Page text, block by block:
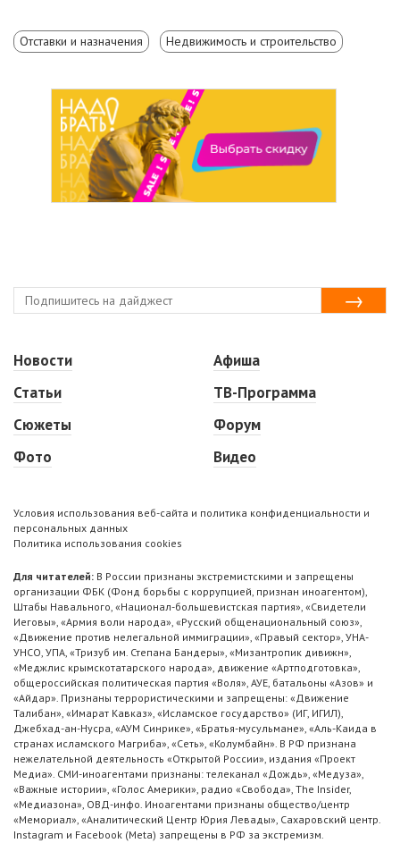
Отставки и назначения Недвижимость и строительство
Новости
Статьи
Сюжеты
Фото
Афиша
ТВ-Программа
Форум
Видео
Условия использования веб-сайта и политика конфиденциальности и
персональных данных
Политика использования cookies
Для читателей: В России признаны экстремистскими и запрещены
организации ФБК (Фонд борьбы с коррупцией, признан иноагентом),
Штабы Навального, «Национал-большевистская партия», «Свидетели
Иеговы», «Армия воли народа», «Русский общенациональный союз»,
«Движение против нелегальной иммиграции», «Правый сектор», УНА-
УНСО, УПА, «Тризуб им. Степана Бандеры», «Мизантропик дивижн»,
«Меджлис крымскотатарского народа», движение «Артподготовка»,
общероссийская политическая партия «Воля», АУЕ, батальоны «Азов» и
«Айдар». Признаны террористическими и запрещены: «Движение
Талибан», «Имарат Кавказ», «Исламское государство» (ИГ, ИГИЛ),
Джебхад-ан-Нусра, «АУМ Синрике», «Братья-мусульмане», «Аль-Каида в
странах исламского Магриба», «Сеть», «Колумбайн». В РФ признана
нежелательной деятельность «Открытой России», издания «Проект
Медиа». СМИ-иноагентами признаны: телеканал «Дождь», «Медуза»,
«Важные истории», «Голос Америки», радио «Свобода», The Insider,
«Медиазона», ОВД-инфо. Иноагентами признаны общество/центр
«Мемориал», «Аналитический Центр Юрия Левады», Сахаровский центр.
Instagram и Facebook (Metа) запрещены в РФ за экстремизм.